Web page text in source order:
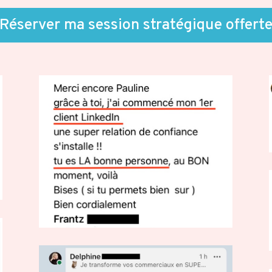
Réserver ma session stratégique offerte